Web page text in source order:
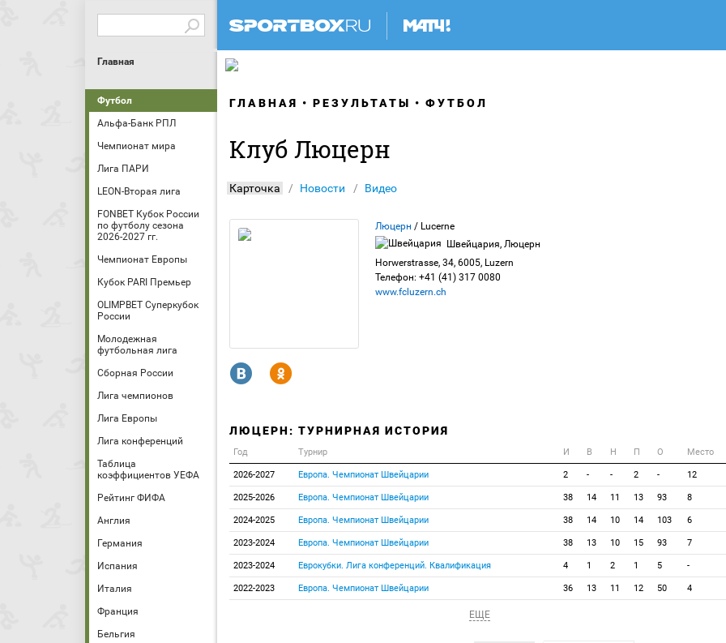
Главная
Футбол
Альфа-Банк РПЛ
Чемпионат мира
Лига ПАРИ
LEON-Вторая лига
FONBET Кубок России
по футболу сезона
2026-2027 гг.
Чемпионат Европы
Кубок PARI Премьер
OLIMPBET Суперкубок
России
Молодежная
футбольная лига
Сборная России
Лига чемпионов
Лига Европы
Лига конференций
Таблица
коэффициентов УЕФА
Рейтинг ФИФА
Англия
Германия
Испания
Италия
Франция
Бельгия
ГЛАВНАЯ РЕЗУЛЬТАТЫ ФУТБОЛ
Клуб Люцерн
Карточка Новости Видео
Люцерн / Lucerne
Швейцария, Люцерн
Horwerstrasse, 34, 6005, Luzern
Телефон: +41 (41) 317 0080
www.fcluzern.ch
R Y
ЛЮЦЕРН: ТУРНИРНАЯ ИСТОРИЯ
Год Турнир И В Н П О Место
2026-2027 Европа. Чемпионат Швейцарии 2 - - 2 - 12
2025-2026 Европа. Чемпионат Швейцарии 38 14 11 13 93 8
2024-2025 Европа. Чемпионат Швейцарии 38 14 10 14 103 6
2023-2024 Европа. Чемпионат Швейцарии 38 13 10 15 93 7
2023-2024 Еврокубки. Лига конференций. Квалификация 4 1 2 1 5 -
2022-2023 Европа. Чемпионат Швейцарии 36 13 11 12 50 4
ЕЩЕ